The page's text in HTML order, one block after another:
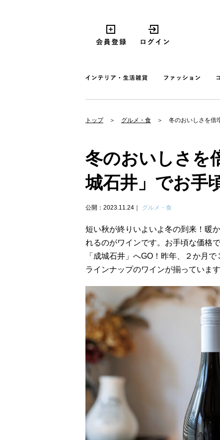
トップ グルメ・食 冬のおいしさを倍
冬のおいしさを
城石井」でお手
公開：2023.11.24 グルメ・食
短い秋が終りいよいよ冬の到来！暖
れるのがワインです。お手頃な価格
「成城石井」へGO！昨年、２か月
ラインナップのワインが揃っています